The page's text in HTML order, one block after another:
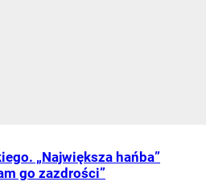
„Największa hańba”
go zazdrości”